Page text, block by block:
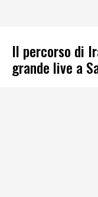
Il percorso di
grande live a